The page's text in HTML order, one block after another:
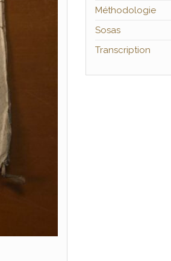
Méthodologie
Sosas
Transcription